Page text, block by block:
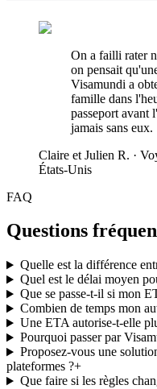
On a failli rater
on pensait
Visamundi a
famille dans
passeport avant
jamais sans eux.
Claire et Julien R. ·
États-Unis
FAQ
Questions
Quelle est la différence
Quel est le délai moyen
Que se passe-t-il si mon
Combien de temps mon
Une ETA autorise-t-elle
Pourquoi passer par
Proposez-vous une
plateformes ?+
Que faire si les règles